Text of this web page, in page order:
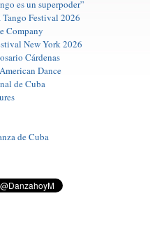
es un superpoder”
Festival 2026
Company
New York 2026
Cárdenas
Dance
de Cuba
de Cuba